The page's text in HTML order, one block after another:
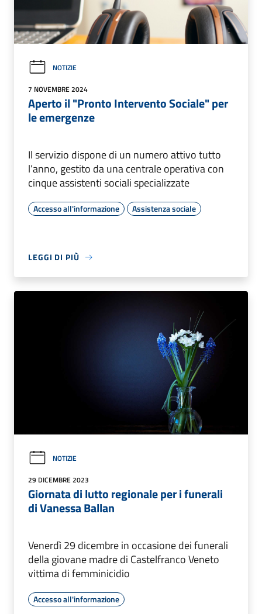
NOTIZIE
7 NOVEMBRE 2024
Aperto il "Pronto Intervento Sociale" per
le emergenze
Il servizio dispone di un numero attivo tutto
l’anno, gestito da una centrale operativa con
cinque assistenti sociali specializzate
Accesso all'informazione Assistenza sociale
LEGGI DI PIÙ
NOTIZIE
29 DICEMBRE 2023
Giornata di lutto regionale per i funerali
di Vanessa Ballan
Venerdì 29 dicembre in occasione dei funerali
della giovane madre di Castelfranco Veneto
vittima di femminicidio
Accesso all'informazione